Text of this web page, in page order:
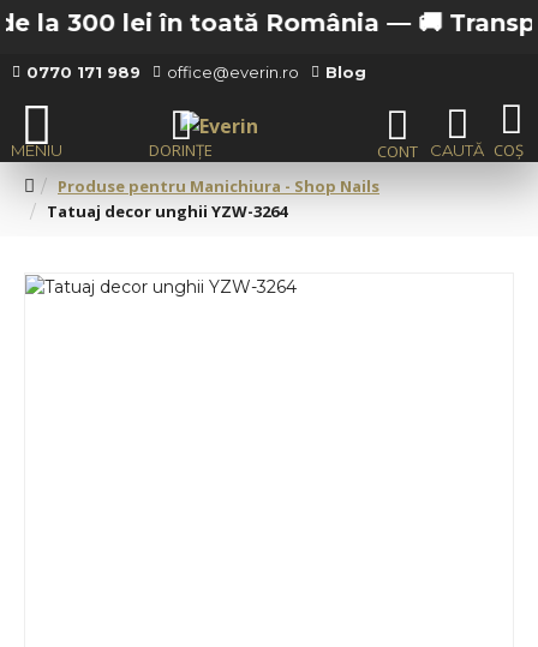
300 lei în toată România —🚚
0770 171 989 office@everin.ro Blog
Produse pentru Manichiura - Shop Nails
Tatuaj decor unghii YZW-3264